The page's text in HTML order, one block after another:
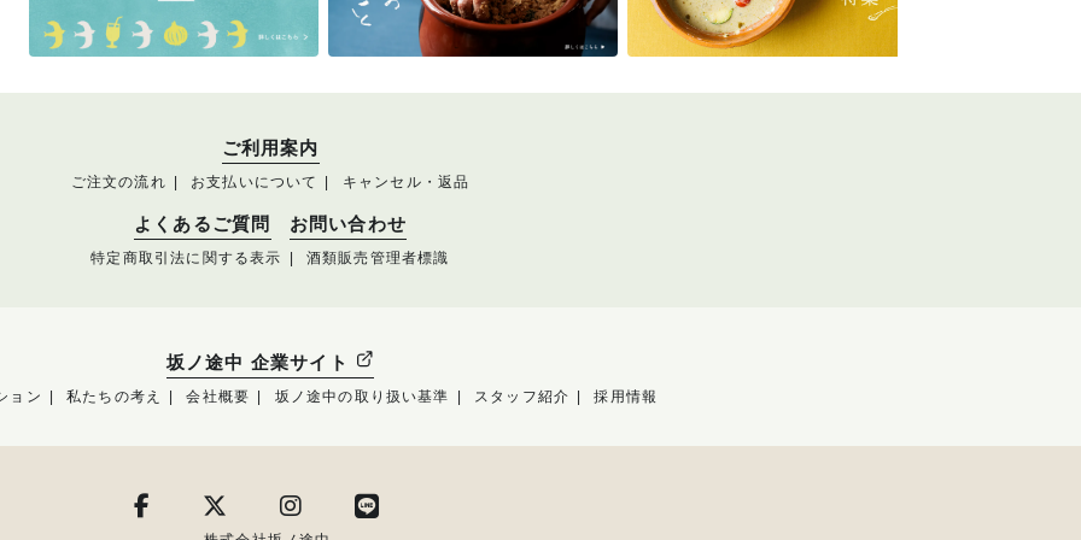
ご利用案内
ご注文の流れ お支払いについて キャンセル・返品
よくあるご質問 お問い合わせ
特定商取引法に関する表示 酒類販売管理者標識
坂ノ途中 企業サイト
ョン 私たちの考え 会社概要 坂ノ途中の取り扱い基準 スタッフ紹介 採用情報